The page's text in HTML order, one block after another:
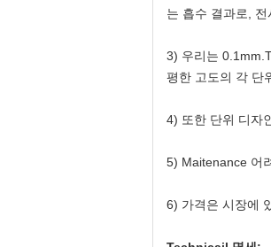
는 흡수 결과로,
3) 우리는
평한 고도의 각 단
4) 또한 단위 디자
5) Maitenance 어
6) 가격은 시장에